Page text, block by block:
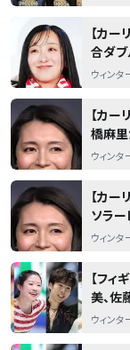
【カー
合ダ
ウィンタ
【カ
橋麻
ウィンタ
【カー
ソラ
ウィンタ
【フ
美、
ウィンタ